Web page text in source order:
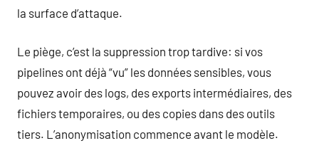
la surface d’attaque.
Le piège, c’est la suppression trop tardive: si vos
pipelines ont déjà “vu” les données sensibles, vous
pouvez avoir des logs, des exports intermédiaires, des
fichiers temporaires, ou des copies dans des outils
tiers. L’anonymisation commence avant le modèle.